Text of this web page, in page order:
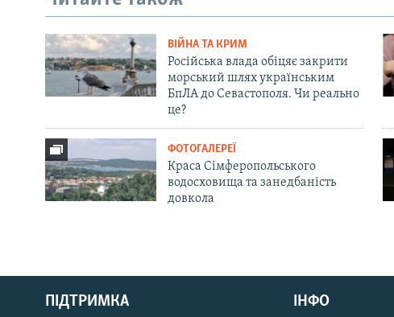
Русский
Qırımtatar
ВІЙНА ТА КРИМ
Російська влада обіцяє закрити
морський шлях українським
БпЛА до Севастополя. Чи реально
це?
ФОТОГАЛЕРЕЇ
Краса Сімферопольського
водосховища та занедбаність
довкола
ПІДТРИМКА ІНФО